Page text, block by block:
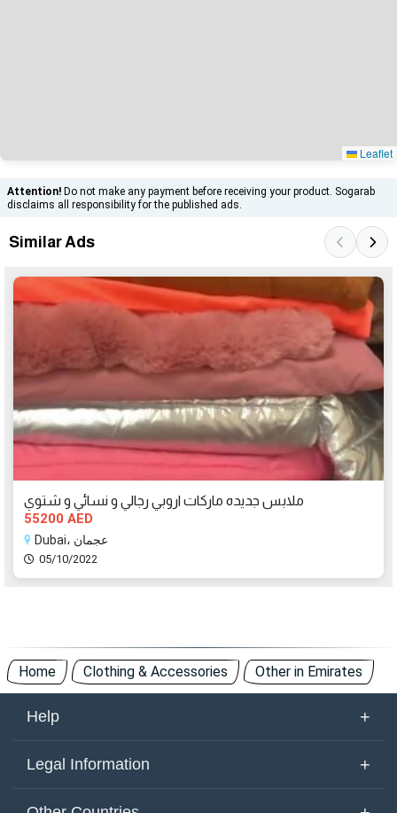
Leaflet
Attention! Do not make any payment before receiving your product. Sogarab
disclaims all responsibility for the published ads.
Similar Ads
ملابس جديده ماركات اروبي رجالي و نسائي و شتوي
55200 AED
Dubai، عجمان
05/10/2022
Home Clothing & Accessories Other in Emirates
Help +
About Us
Legal Information +
Terms of Use